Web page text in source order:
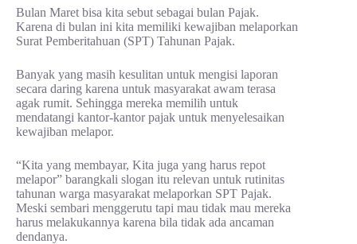
Bulan Maret bisa kita sebut sebagai bulan Pajak.
Karena di bulan ini kita memiliki kewajiban melaporkan
Surat Pemberitahuan (SPT) Tahunan Pajak.
Banyak yang masih kesulitan untuk mengisi laporan
secara daring karena untuk masyarakat awam terasa
agak rumit. Sehingga mereka memilih untuk
mendatangi kantor-kantor pajak untuk menyelesaikan
kewajiban melapor.
“Kita yang membayar, Kita juga yang harus repot
melapor” barangkali slogan itu relevan untuk rutinitas
tahunan warga masyarakat melaporkan SPT Pajak.
Meski sembari menggerutu tapi mau tidak mau mereka
harus melakukannya karena bila tidak ada ancaman
dendanya.